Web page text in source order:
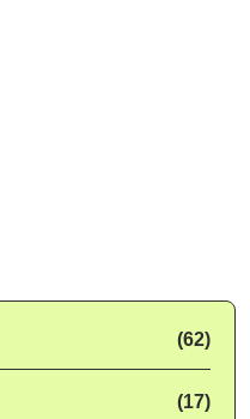
(62)
(17)